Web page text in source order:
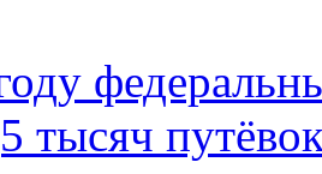
тысяч